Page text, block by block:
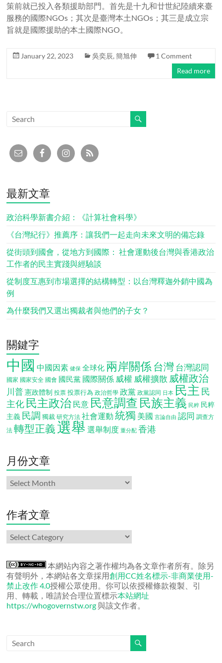
策前就已投入各類援助部門。首先是十九和廿世紀陸續來臺
服務的國際NGOs；其次是臺灣本土NGOs；其三是成立宗
旨就是國際援助的本土國際NGO。
January 22, 2023 吳奕辰,簡旭伸
1 Comment
Read more
最新文章
政治科學新書介紹：《計算社會科學》
《台灣紀行》推薦序：讓我們一起走向未來文明的備忘錄
從街頭到國會，從地方到國際： 社會運動後台灣與香港政治
工作者的民主實踐與經驗談
從制度互惠到市場選擇的結構轉型：以台灣釋迦外銷中國為
例
為什麼我們又選出獨裁者與他們的子女？
關鍵字
中國 中國因素 健保 全球化 兩岸關係 台灣台灣認同
國家 國家安全 國會 國民黨 國際關係 威權 威權擴散 威權政治
川普 憲政體制 投票 投票行為 政治哲學 政黨 政黨認同 日本 民主 民
主化 民主政治 民意 民意調查 民族主義 民粹 民粹
主義 民調 獨裁 研究方法 社會運動 統獨 美國 言論自由 認同 調查方
法 轉型正義 選舉 選舉制度 重分配 香港
月份文章
月
份
章
作者文章
作
者
章
本網站內容之著作權均為各文章作者所有。除另
有聲明外，本網站各文章採用創用CC姓名標示-非商業使用-
禁止改作 4.0授權公眾使用。你可以依授權條款複製、引
用、轉載，唯請於合理位置標示本站網址
https://whogovernstw.org與該文作者。